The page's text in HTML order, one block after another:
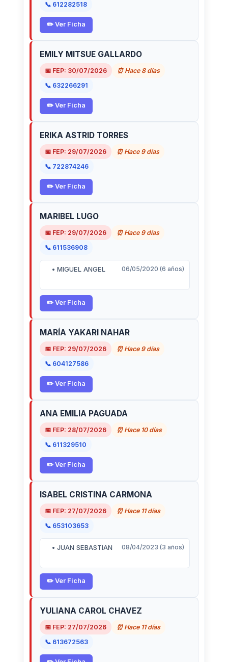
📞 612282518
✏️ Ver Ficha
EMILY MITSUE GALLARDO
📅 FEP: 30/07/2026
⏰ Hace 8 días
📞 632266291
✏️ Ver Ficha
ERIKA ASTRID TORRES
📅 FEP: 29/07/2026
⏰ Hace 9 días
📞 722874246
✏️ Ver Ficha
MARIBEL LUGO
📅 FEP: 29/07/2026
⏰ Hace 9 días
📞 611536908
• MIGUEL ANGEL 06/05/2020 (6 años)
✏️ Ver Ficha
MARÍA YAKARI NAHAR
📅 FEP: 29/07/2026
⏰ Hace 9 días
📞 604127586
✏️ Ver Ficha
ANA EMILIA PAGUADA
📅 FEP: 28/07/2026
⏰ Hace 10 días
📞 611329510
✏️ Ver Ficha
ISABEL CRISTINA CARMONA
📅 FEP: 27/07/2026
⏰ Hace 11 días
📞 653103653
• JUAN SEBASTIAN 08/04/2023 (3 años)
✏️ Ver Ficha
YULIANA CAROL CHAVEZ
📅 FEP: 27/07/2026
⏰ Hace 11 días
📞 613672563